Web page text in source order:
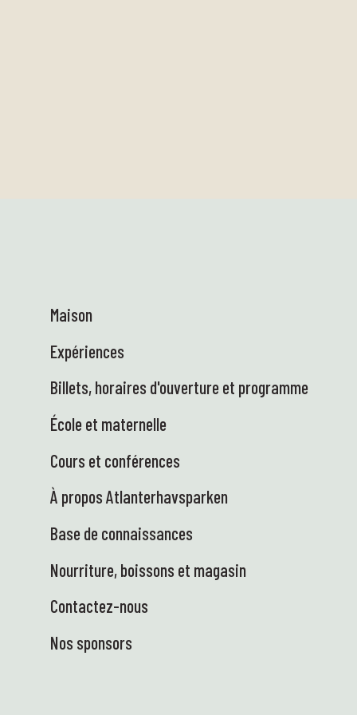
Maison
Expériences
Billets, horaires d'ouverture et programme
École et maternelle
Cours et conférences
À propos Atlanterhavsparken
Base de connaissances
Nourriture, boissons et magasin
Contactez-nous
Nos sponsors